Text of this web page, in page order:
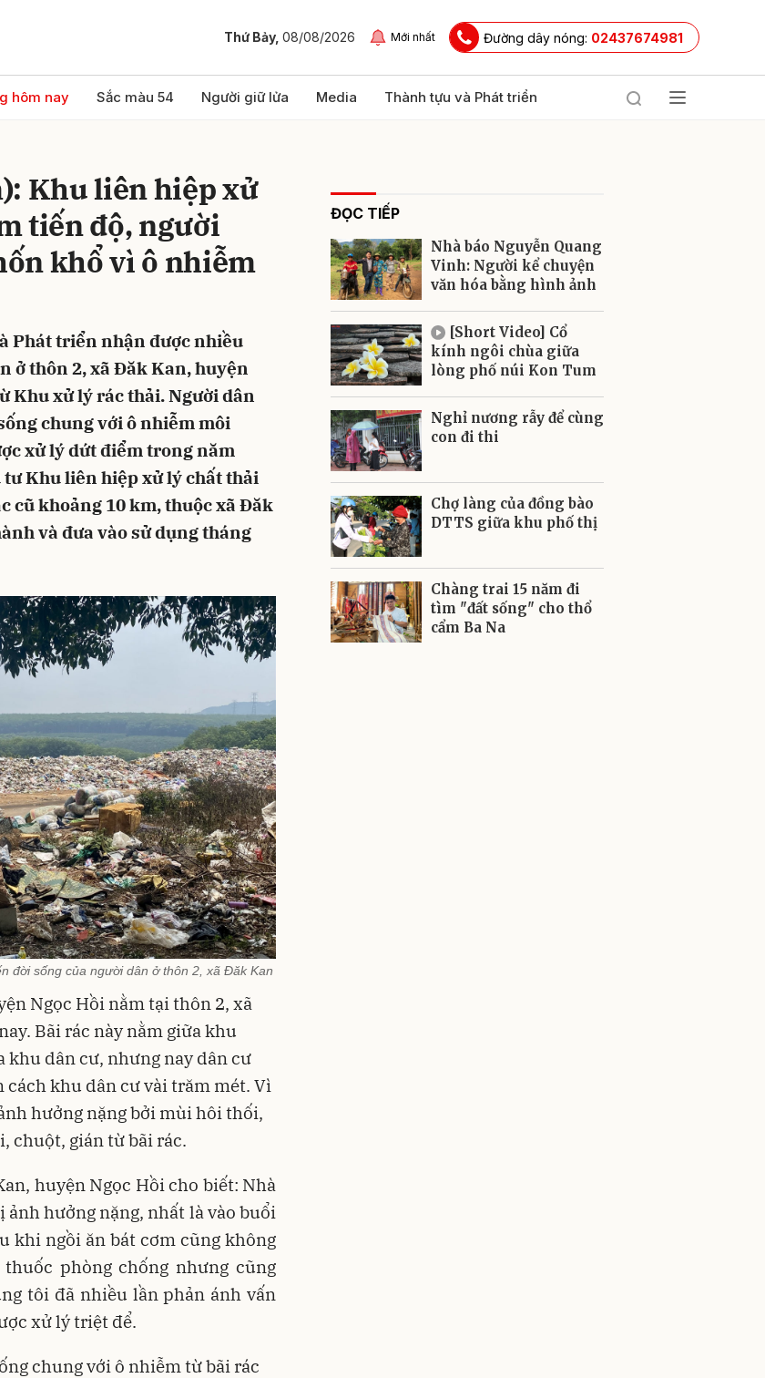
Thứ Bảy, 08/08/2026 Mới nhất Đường dây nóng: 02437674981
hôm nay Sắc màu 54 Người giữ lửa Media Thành tựu và Phát triển
Khu liên hiệp xử
tiến độ, người
khổ vì ô nhiễm
Phát triển nhận được nhiều
ở thôn 2, xã Đăk Kan, huyện
Khu xử lý rác thải. Người dân
chung với ô nhiễm môi
xử lý dứt điểm trong năm
tư Khu liên hiệp xử lý chất thải
cũ khoảng 10 km, thuộc xã Đăk
và đưa vào sử dụng tháng
đời sống của người dân ở thôn 2, xã Đăk Kan
Ngọc Hồi nằm tại thôn 2, xã
Bãi rác này nằm giữa khu
khu dân cư, nhưng nay dân cư
khu dân cư vài trăm mét. Vì
hưởng nặng bởi mùi hôi thối,
chuột, gián từ bãi rác.
huyện Ngọc Hồi cho biết: Nhà
hưởng nặng, nhất là vào buổi
khi ngồi ăn bát cơm cũng không
phòng chống nhưng cũng
tôi đã nhiều lần phản ánh vấn
xử lý triệt để.
chung với ô nhiễm từ bãi rác
ĐỌC TIẾP
Nhà báo Nguyễn Quang
Vinh: Người kể chuyện
văn hóa bằng hình ảnh
[Short Video] Cổ
kính ngôi chùa giữa
lòng phố núi Kon Tum
Nghỉ nương rẫy để cùng
con đi thi
Chợ làng của đồng bào
DTTS giữa khu phố thị
Chàng trai 15 năm đi
tìm "đất sống" cho thổ
cẩm Ba Na
Gửi